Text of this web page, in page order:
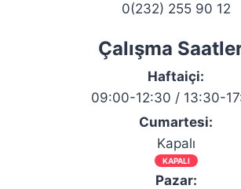
0(232) 255 90 12
Çalışma
Haftaiçi:
09:00-12:30 / 13:30-
Cumartesi:
Kapalı
KAPALI
Pazar: